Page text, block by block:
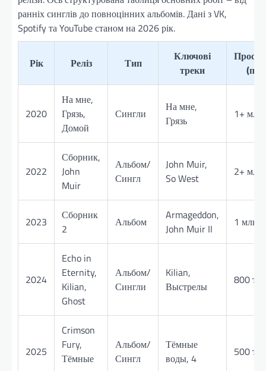
ранніх синглів до повноцінних альбомів. Дані з VK,
Spotify та YouTube станом на 2026 рік.
Рік Реліз Тип
Ключові
треки
2020
На мне,
Грязь,
Домой
Сингли
На мне,
Грязь
1+ млн
2022
Сборник,
John
Muir
Альбом/
Сингл
John Muir,
So West
2+ млн
2023
Сборник
2
Альбом
Armageddon,
John Muir II
1 млн
2024
Echo in
Eternity,
Kilian,
Ghost
Альбом/
Сингли
Kilian,
Выстрелы
800
2025
Crimson
Fury,
Тёмные
Альбом/
Сингл
Тёмные
воды, 4
500